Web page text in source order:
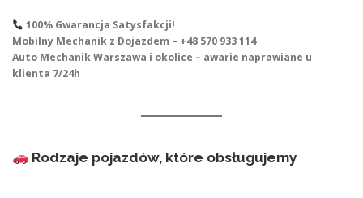
100% Gwarancja Satysfakcji!
Mobilny Mechanik z Dojazdem – +48 570 933 114
Auto Mechanik Warszawa i okolice – awarie naprawiane u
klienta 7/24h
Rodzaje pojazdów, które obsługujemy